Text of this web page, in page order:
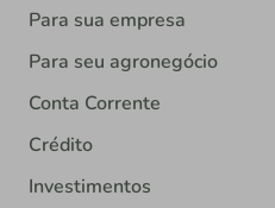
Para sua empresa
Para seu agronegócio
Conta Corrente
Crédito
Investimentos